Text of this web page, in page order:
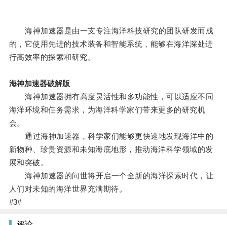
海神加速器是由一支专注海洋科技研究的团队研发而成
的，它使用先进的技术装备和智能系统，能够在海洋深处进
行高效率的探索和研究。
海神加速器破解版
海神加速器拥有高度灵活性和多功能性，可以适应不同
海洋环境和任务需求，为海洋科学家们带来更多的研究机
会。
通过海神加速器，科学家们能够更快速地发现海洋中的
新物种、珍贵资源和未知海底地形，推动海洋科学领域的发
展和突破。
海神加速器的问世将开启一个全新的海洋探索时代，让
人们对未知的海洋世界充满期待。
#3#